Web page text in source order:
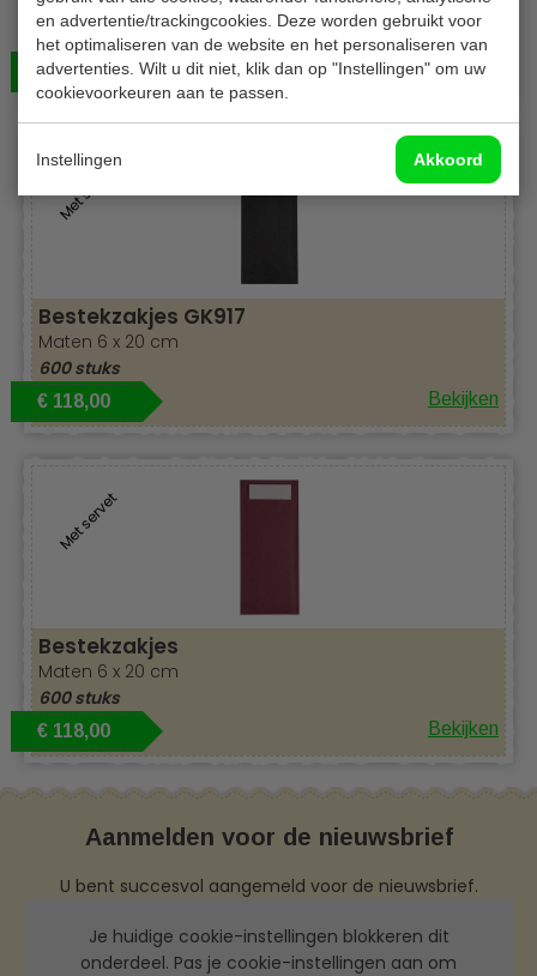
en advertentie/trackingcookies. Deze worden gebruikt voor
het optimaliseren van de website en het personaliseren van
advertenties. Wilt u dit niet, klik dan op "Instellingen" om uw
cookievoorkeuren aan te passen.
Instellingen Akkoord
Maten 6 x 20 cm
600 stuks
€ 118,00 Bekijken
Met servet
Bestekzakjes GK917
Maten 6 x 20 cm
600 stuks
€ 118,00 Bekijken
Met servet
Bestekzakjes
Maten 6 x 20 cm
600 stuks
€ 118,00 Bekijken
Aanmelden voor de nieuwsbrief
U bent succesvol aangemeld voor de nieuwsbrief.
Je huidige cookie-instellingen blokkeren dit
onderdeel. Pas je cookie-instellingen aan om